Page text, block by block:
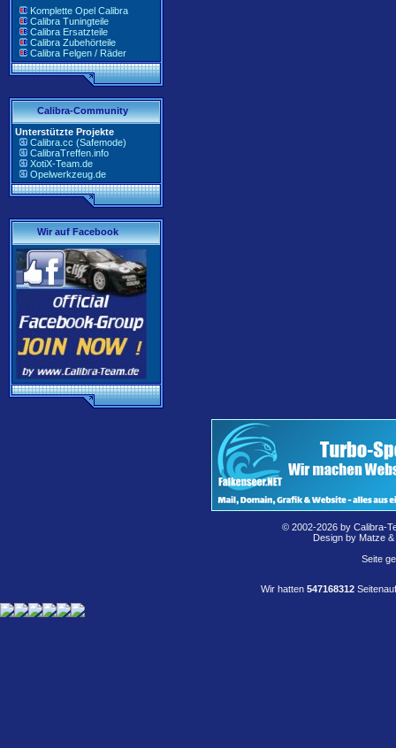
Komplette Opel Calibra
Calibra Tuningteile
Calibra Ersatzteile
Calibra Zubehörteile
Calibra Felgen / Räder
Calibra-Community
Unterstützte Projekte
Calibra.cc (Safemode)
CalibraTreffen.info
XotiX-Team.de
Opelwerkzeug.de
Wir auf Facebook
© 2002-2026 by Calibra-
Design by Matze
Seite
Wir hatten 547168312